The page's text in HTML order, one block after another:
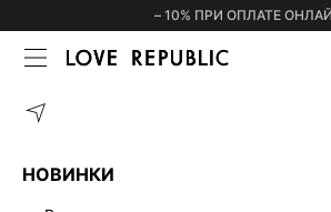
– 10% ПРИ ОПЛАТЕ
НОВИНКИ
ГЛАВНАЯ